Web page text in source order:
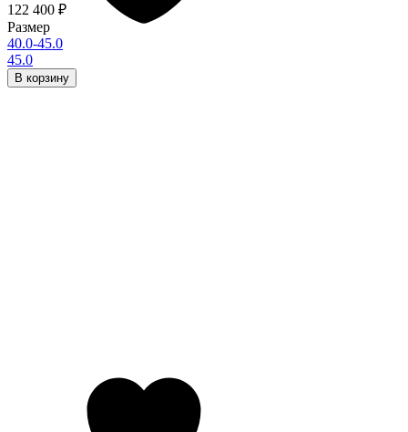
122 400 ₽
Размер
40.0-45.0
45.0
В корзину